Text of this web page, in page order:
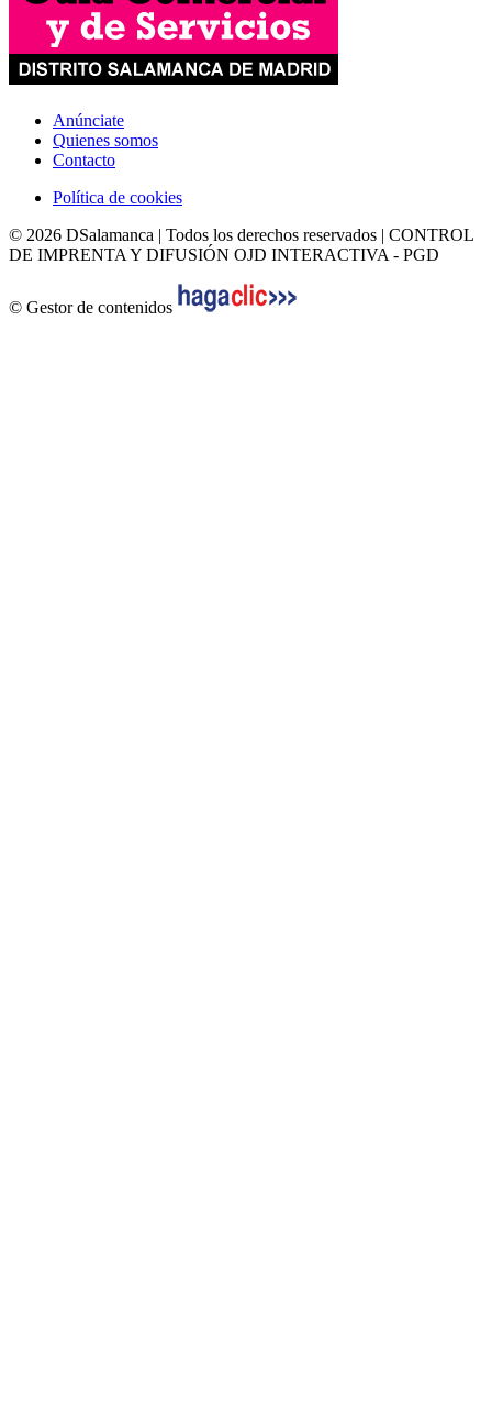
Anúnciate
Quienes somos
Contacto
Política de cookies
© 2026 DSalamanca | Todos los derechos reservados | CONTROL
DE IMPRENTA Y DIFUSIÓN OJD INTERACTIVA - PGD
© Gestor de contenidos